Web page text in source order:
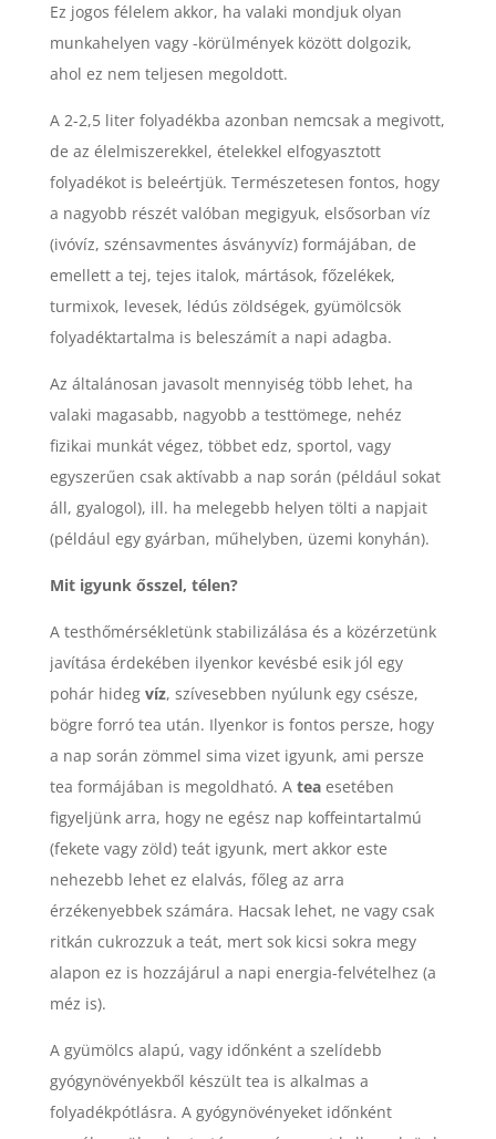
Ez jogos félelem akkor, ha valaki mondjuk olyan
munkahelyen vagy -körülmények között dolgozik,
ahol ez nem teljesen megoldott.
A 2-2,5 liter folyadékba azonban nemcsak a megivott,
de az élelmiszerekkel, ételekkel elfogyasztott
folyadékot is beleértjük. Természetesen fontos, hogy
a nagyobb részét valóban megigyuk, elsősorban víz
(ivóvíz, szénsavmentes ásványvíz) formájában, de
emellett a tej, tejes italok, mártások, főzelékek,
turmixok, levesek, lédús zöldségek, gyümölcsök
folyadéktartalma is beleszámít a napi adagba.
Az általánosan javasolt mennyiség több lehet, ha
valaki magasabb, nagyobb a testtömege, nehéz
fizikai munkát végez, többet edz, sportol, vagy
egyszerűen csak aktívabb a nap során (például sokat
áll, gyalogol), ill. ha melegebb helyen tölti a napjait
(például egy gyárban, műhelyben, üzemi konyhán).
Mit igyunk ősszel, télen?
A testhőmérsékletünk stabilizálása és a közérzetünk
javítása érdekében ilyenkor kevésbé esik jól egy
pohár hideg víz, szívesebben nyúlunk egy csésze,
bögre forró tea után. Ilyenkor is fontos persze, hogy
a nap során zömmel sima vizet igyunk, ami persze
tea formájában is megoldható. A teaesetében
figyeljünk arra, hogy ne egész nap koffeintartalmú
(fekete vagy zöld) teát igyunk, mert akkor este
nehezebb lehet ez elalvás, főleg az arra
érzékenyebbek számára. Hacsak lehet, ne vagy csak
ritkán cukrozzuk a teát, mert sok kicsi sokra megy
alapon ez is hozzájárul a napi energia-felvételhez (a
méz is).
A gyümölcs alapú, vagy időnként a szelídebb
gyógynövényekből készült tea is alkalmas a
folyadékpótlásra. A gyógynövényeket időnként